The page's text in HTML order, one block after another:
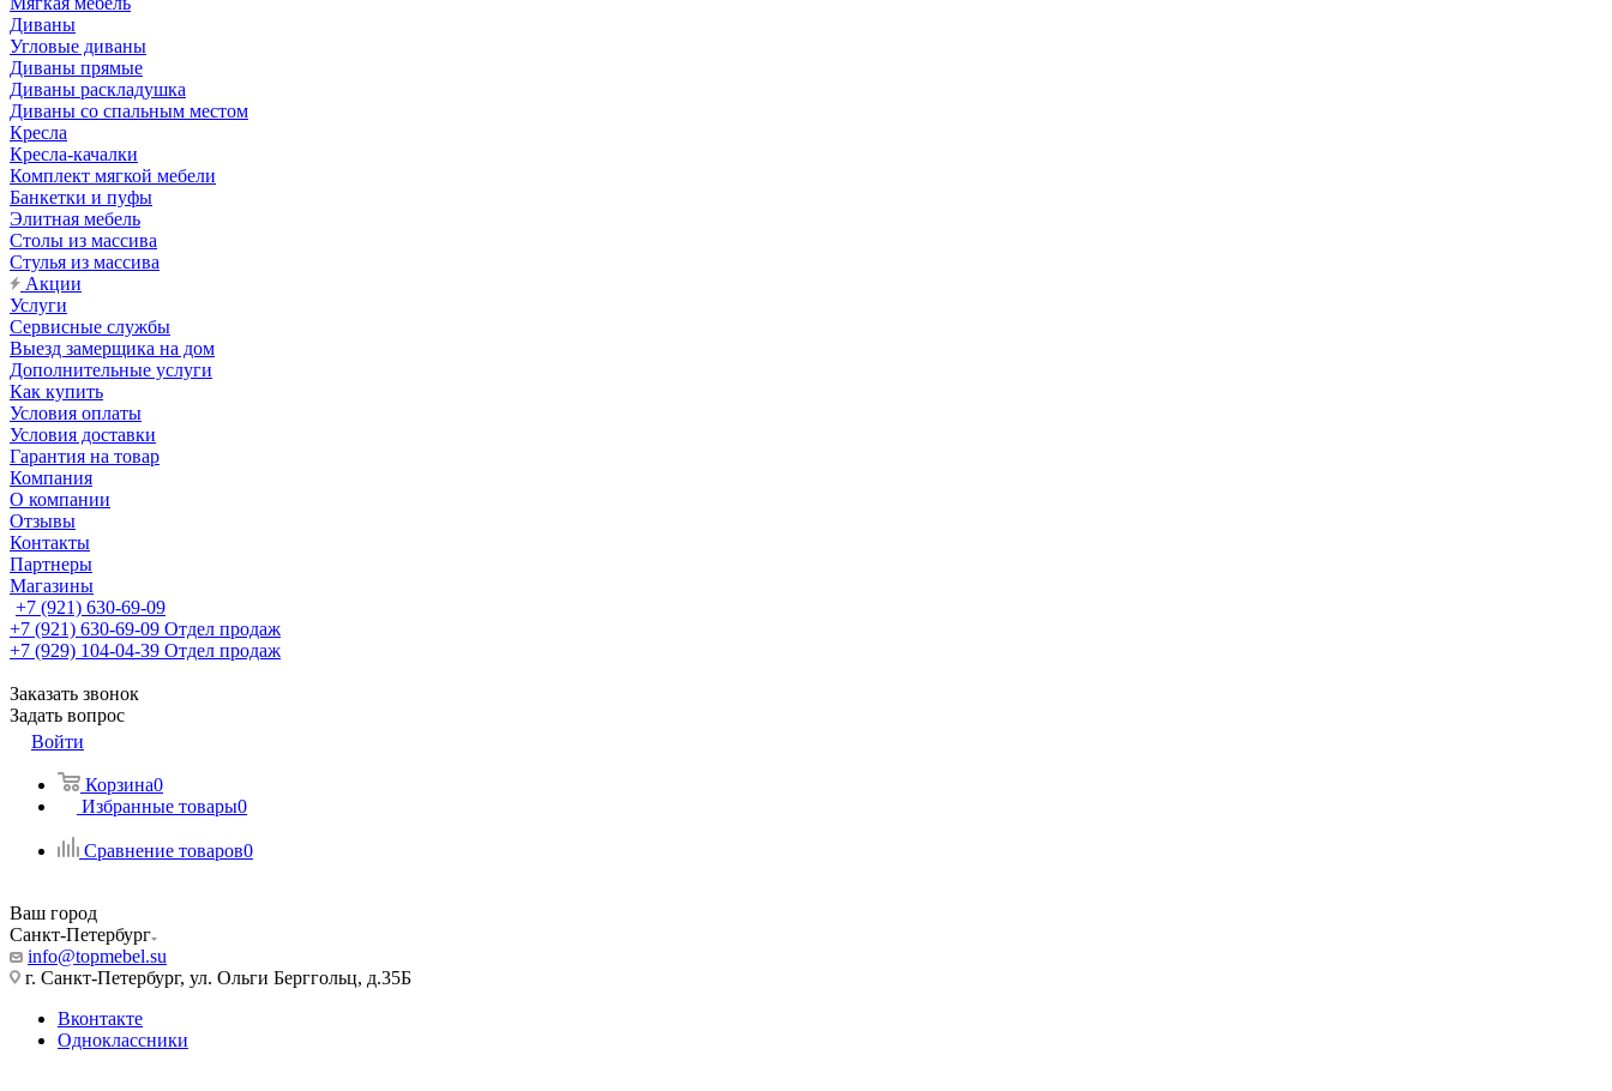
Диваны
Угловые диваны
Диваны прямые
Диваны раскладушка
Диваны со спальным местом
Кресла
Кресла-качалки
Комплект мягкой мебели
Банкетки и пуфы
Элитная мебель
Столы из массива
Стулья из массива
Акции
Услуги
Сервисные службы
Выезд замерщика на дом
Дополнительные услуги
Как купить
Условия оплаты
Условия доставки
Гарантия на товар
Компания
О компании
Отзывы
Контакты
Партнеры
Магазины
+7 (921) 630-69-09
+7 (921) 630-69-09 Отдел продаж
+7 (929) 104-04-39 Отдел продаж
Заказать звонок
Задать вопрос
Войти
Корзина0
Избранные товары0
Сравнение товаров0
Ваш город
Санкт-Петербург
info@topmebel.su
г. Санкт-Петербург, ул. Ольги Берггольц, д.35Б
Вконтакте
Одноклассники